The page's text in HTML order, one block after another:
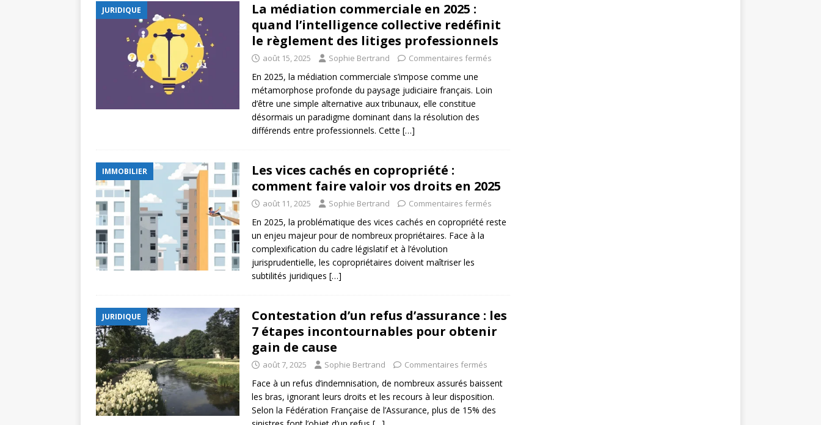
JURIDIQUE
La médiation commerciale en 2025 :
quand l’intelligence collective redéfinit
le règlement des litiges professionnels
août 15, 2025 Sophie Bertrand Commentaires fermés
En 2025, la médiation commerciale s’impose comme une
métamorphose profonde du paysage judiciaire français. Loin
d’être une simple alternative aux tribunaux, elle constitue
désormais un paradigme dominant dans la résolution des
différends entre professionnels. Cette […]
IMMOBILIER
Les vices cachés en copropriété :
comment faire valoir vos droits en 2025
août 11, 2025 Sophie Bertrand Commentaires fermés
En 2025, la problématique des vices cachés en copropriété reste
un enjeu majeur pour de nombreux propriétaires. Face à la
complexification du cadre législatif et à l’évolution
jurisprudentielle, les copropriétaires doivent maîtriser les
subtilités juridiques […]
JURIDIQUE
Contestation d’un refus d’assurance : les
7 étapes incontournables pour obtenir
gain de cause
août 7, 2025 Sophie Bertrand Commentaires fermés
Face à un refus d’indemnisation, de nombreux assurés baissent
les bras, ignorant leurs droits et les recours à leur disposition.
Selon la Fédération Française de l’Assurance, plus de 15% des